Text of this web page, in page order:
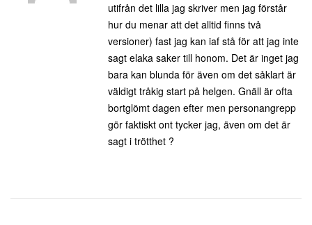
utifrån det lilla jag skriver men jag förstår
hur du menar att det alltid finns två
versioner) fast jag kan iaf stå för att jag inte
sagt elaka saker till honom. Det är inget jag
bara kan blunda för även om det såklart är
väldigt tråkig start på helgen. Gnäll är ofta
bortglömt dagen efter men personangrepp
gör faktiskt ont tycker jag, även om det är
sagt i trötthet ?